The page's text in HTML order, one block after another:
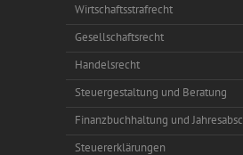
Wirtschaftsstrafrecht
Gesellschaftsrecht
Handelsrecht
Steuergestaltung und Beratung
Finanzbuchhaltung und
Steuererklärungen